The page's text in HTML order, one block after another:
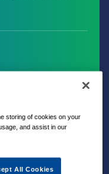
storing of cookies on your
and assist in our
All Cookies